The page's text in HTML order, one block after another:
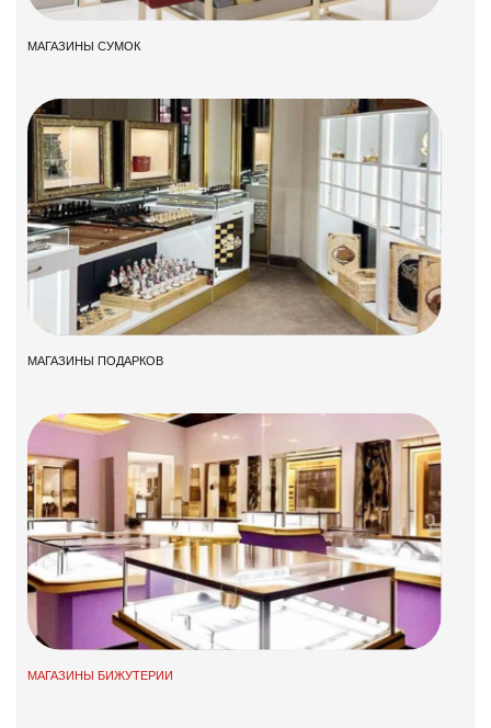
МАГАЗИНЫ СУМОК
МАГАЗИНЫ ПОДАРКОВ
МАГАЗИНЫ БИЖУТЕРИИ